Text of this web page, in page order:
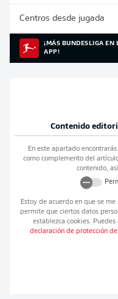
Centros desde jugada
¡MÁS BUNDESLIGA EN
APP!
Contenido
En este apartado
como complemento del
contenido,
Estoy de acuerdo en que se
permite que ciertos datos
establezca cookies.
declaración de protección